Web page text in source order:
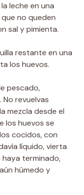
leche en una
no queden
sal y pimienta.
restante en una
los huevos.
pescado,
revuelvas
mezcla desde el
los huevos se
cocidos, con
líquido, vierta
terminado,
húmedo y